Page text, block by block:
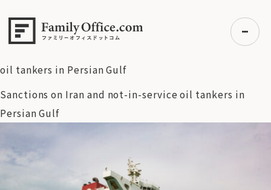
初めての方へ
ご利用の流れ・プラン
エキスパート一覧
無料講座
で市場急変、日経平均は一時1500円超の下落――原油高騰と金
oil tankers in Persian Gulf
Sanctions on Iran and not-in-service oil tankers in
Persian Gulf